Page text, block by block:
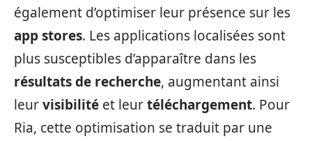
également d’optimiser leur présence sur les
app stores. Les applications localisées sont
plus susceptibles d’apparaître dans les
résultats de recherche, augmentant ainsi
leurvisibilité et leurtéléchargement. Pour
Ria, cette optimisation se traduit par une